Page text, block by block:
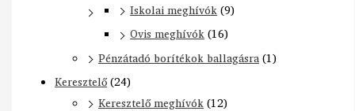
Iskolai meghívók(9)
Ovis meghívók(16)
Pénzátadó borítékok ballagásra(1)
Keresztelő(24)
Keresztelő meghívók(12)